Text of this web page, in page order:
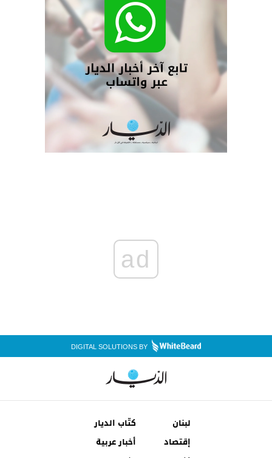
ad
DIGITAL SOLUTIONS BY
لبنان
كتّاب الديار
إقتصاد
أخبار عربية